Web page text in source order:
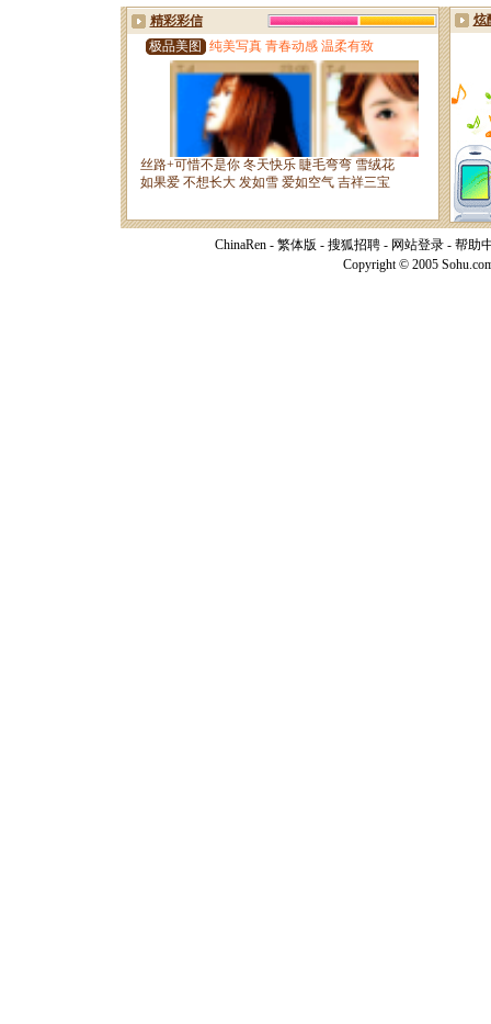
ChinaRen - 繁体版 - 搜狐招聘 - 网站登录 - 帮助
Copyright © 2005